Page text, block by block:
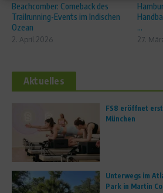
Beachcomber: Comeback des
Trailrunning-Events im Indischen
Ozean
2. April 2026
...
27.
Aktuelles
FS8 eröffnet
München
Unterwegs im
Park in Martin